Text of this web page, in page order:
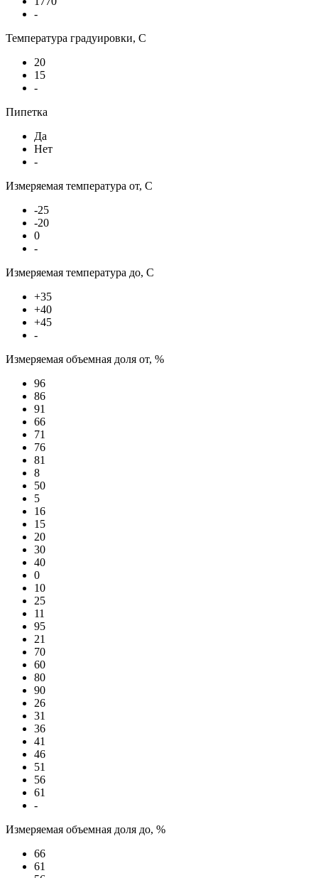
-
Температура градуировки, С
20
15
-
Пипетка
Да
Нет
-
Измеряемая температура от, С
-25
-20
0
-
Измеряемая температура до, С
+35
+40
+45
-
Измеряемая объемная доля от, %
96
86
91
66
71
76
81
8
50
5
16
15
20
30
40
0
10
25
11
95
21
70
60
80
90
26
31
36
41
46
51
56
61
-
Измеряемая объемная доля до, %
66
61